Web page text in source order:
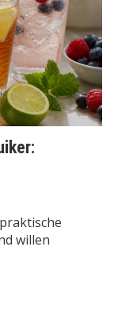
willen